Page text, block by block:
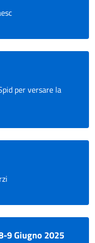
per versare la
9 Giugno 2025